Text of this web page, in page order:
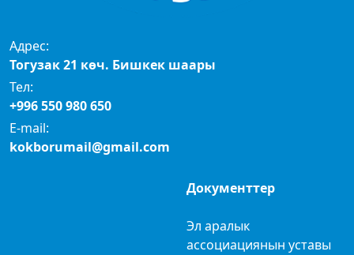
Адрес:
Тогузак 21 көч. Бишкек шаары
Тел:
+996 550 980 650
E-mail:
kokborumail@gmail.com
Документтер
Эл аралык
ассоциациянын уставы